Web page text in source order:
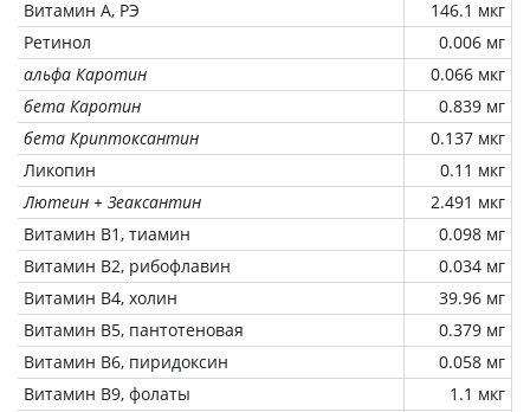
Витамин А, РЭ
146.1 мкг
Ретинол
0.006 мг
альфа Каротин
0.066 мкг
бета Каротин
0.839 мг
бета Криптоксантин
0.137 мкг
Ликопин
0.11 мкг
Лютеин + Зеаксантин
2.491 мкг
Витамин В1, тиамин
0.098 мг
Витамин В2, рибофлавин
0.034 мг
Витамин В4, холин
39.96 мг
Витамин В5, пантотеновая
0.379 мг
Витамин В6, пиридоксин
0.058 мг
Витамин В9, фолаты
1.1 мкг